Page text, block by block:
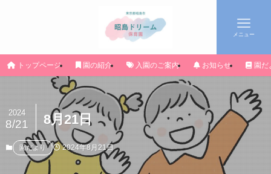
メニュー
トップページ 園の紹介 入園のご案内 お知らせ 園だ
8月21日
2024
8/21
園だより 2024年8月21日